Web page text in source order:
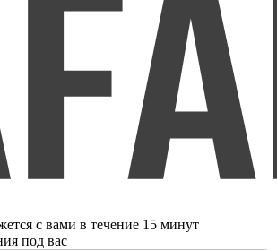
с вами в течение 15 минут
под вас